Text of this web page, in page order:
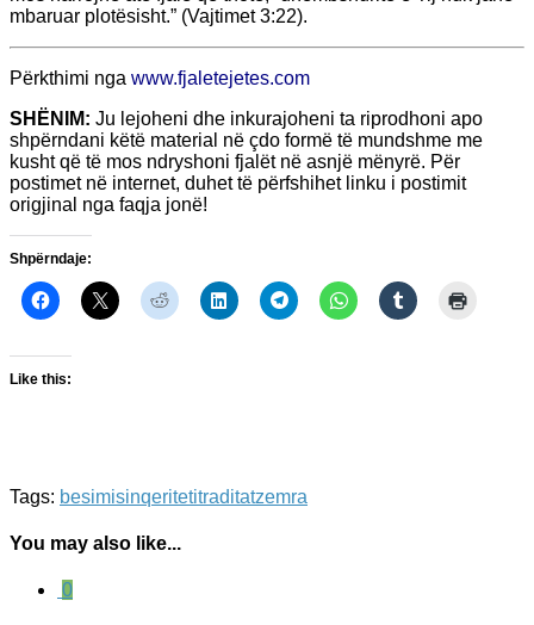
mbaruar plotësisht.” (Vajtimet 3:22).
Përkthimi nga www.fjaletejetes.com
SHËNIM: Ju lejoheni dhe inkurajoheni ta riprodhoni apo
shpërndani këtë material në çdo formë të mundshme me
kusht që të mos ndryshoni fjalët në asnjë mënyrë. Për
postimet në internet, duhet të përfshihet linku i postimit
origjinal nga faqja jonë!
Shpërndaje:
Like this:
Tags: besimisinqeritetitraditatzemra
You may also like...
0